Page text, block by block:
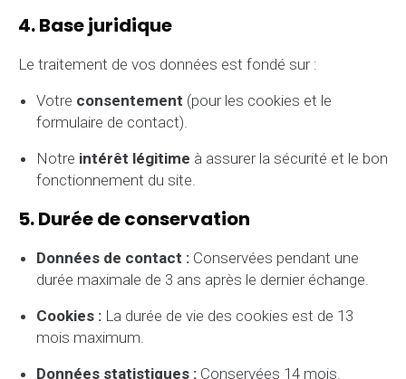
4. Base juridique
Le traitement de vos données est fondé sur :
Votre consentement (pour les cookies et le
formulaire de contact).
Notre intérêt légitime à assurer la sécurité et le bon
fonctionnement du site.
5. Durée de conservation
Données de contact : Conservées pendant une
durée maximale de 3 ans après le dernier échange.
Cookies : La durée de vie des cookies est de 13
mois maximum.
Données statistiques : Conservées 14 mois.